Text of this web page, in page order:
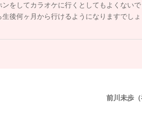
をしてカラオケに行くとしてもよくないで
生後何ヶ月から行けるようになりますでしょ
前川未歩（